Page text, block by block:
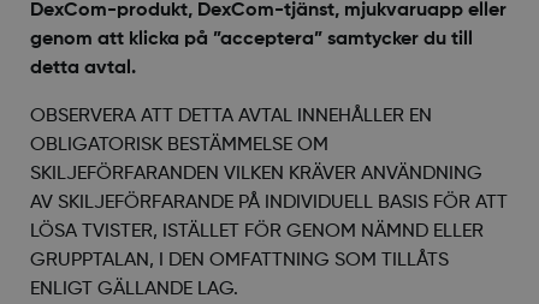
DexCom-produkt, DexCom-tjänst, mjukvaruapp eller
genom att klicka på ”acceptera” samtycker du till
detta avtal.
OBSERVERA ATT DETTA AVTAL INNEHÅLLER EN
OBLIGATORISK BESTÄMMELSE OM
SKILJEFÖRFARANDEN VILKEN KRÄVER ANVÄNDNING
AV SKILJEFÖRFARANDE PÅ INDIVIDUELL BASIS FÖR ATT
LÖSA TVISTER, ISTÄLLET FÖR GENOM NÄMND ELLER
GRUPPTALAN, I DEN OMFATTNING SOM TILLÅTS
ENLIGT GÄLLANDE LAG.